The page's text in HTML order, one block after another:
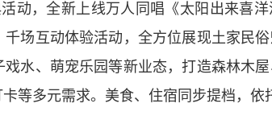
动，全新上线万人同唱《太阳出来喜
场互动体验活动，全方位展现土家民
水、萌宠乐园等新业态，打造森林木
等多元需求。美食、住宿同步提档，依